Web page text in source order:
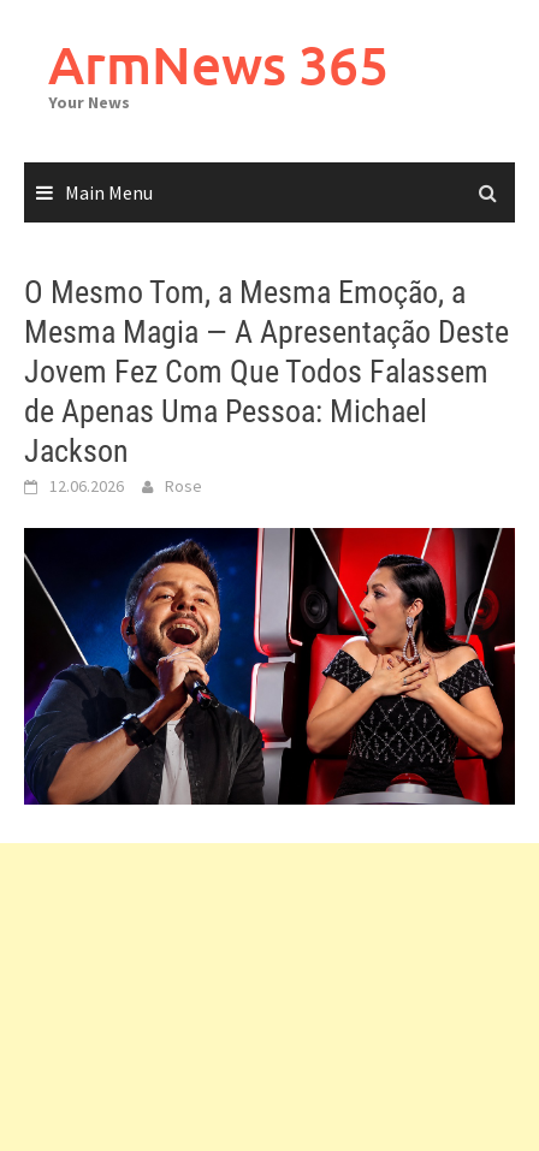
contentArmNews 365
Your News
Main Menu
O Mesmo Tom, a Mesma Emoção, a
Mesma Magia — A Apresentação Deste
Jovem Fez Com Que Todos Falassem
de Apenas Uma Pessoa: Michael
Jackson
12.06.2026 Rose